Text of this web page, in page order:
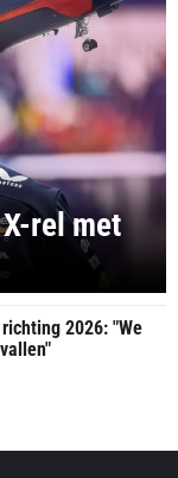
rel met
2026: "We